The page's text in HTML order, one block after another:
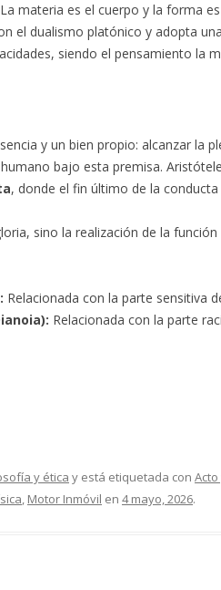
materia es el cuerpo y la forma
el dualismo platónico y adopta
siendo el pensamiento la
y un bien propio: alcanzar la
bajo esta premisa.
, donde el fin último de la
sino la realización de la
Relacionada con la parte sensitiva
Relacionada con la parte
y ética y está etiquetada con
, Motor Inmóvil en 4 mayo, 2026.